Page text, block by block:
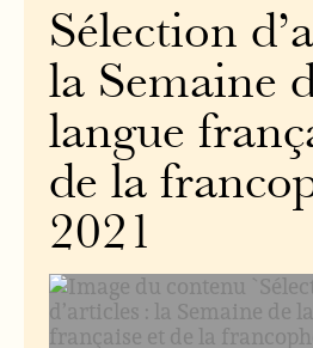
Sélection
la Semaine
langue
de la
2021